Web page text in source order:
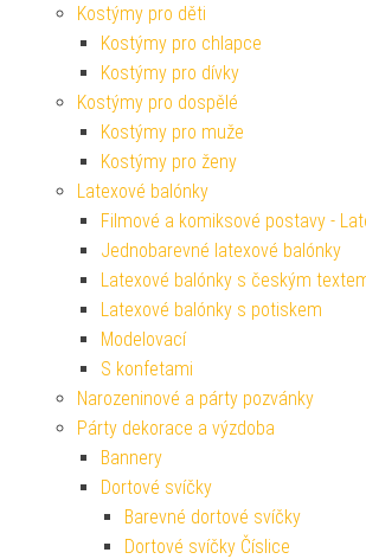
Kostýmy pro děti
Kostýmy pro chlapce
Kostýmy pro dívky
Kostýmy pro dospělé
Kostýmy pro muže
Kostýmy pro ženy
Latexové balónky
Filmové a komiksové postavy -
Jednobarevné latexové balónky
Latexové balónky s českým
Latexové balónky s potiskem
Modelovací
S konfetami
Narozeninové a párty pozvánky
Párty dekorace a výzdoba
Bannery
Dortové svíčky
Barevné dortové svíčky
Dortové svíčky Číslice